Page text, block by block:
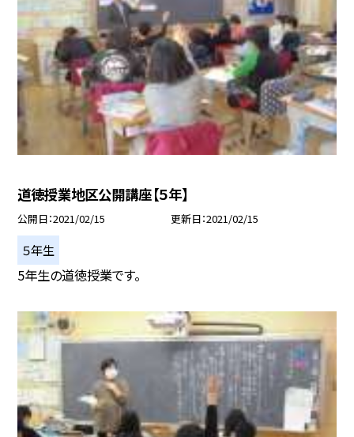
道徳授業地区公開講座【５年】
公開日 2021/02/15 更新日 2021/02/15
５年生
5年生の道徳授業です。